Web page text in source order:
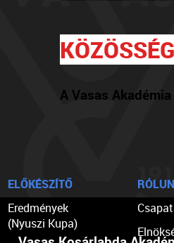
KÖZÖSSÉG
A Vasas
ELŐKÉSZÍTŐ
Eredmények
(Nyuszi Kupa)